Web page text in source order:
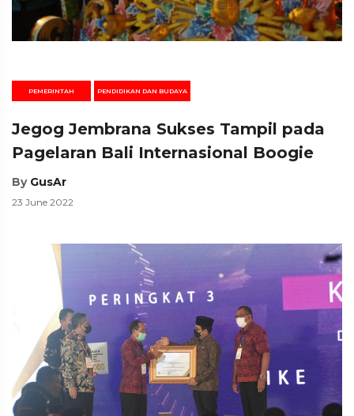
PEMERINTAH PENDIDIKAN DAN BUDAYA
Jegog Jembrana Sukses Tampil pada
Pagelaran Bali Internasional Boogie
By GusAr
23 June 2022